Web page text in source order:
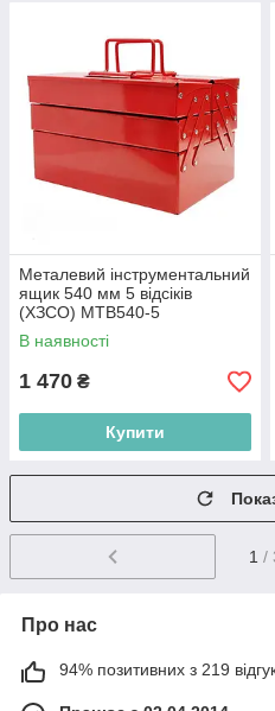
Металевий інструментальний
ящик 540 мм 5 відсіків
(ХЗСО) MTB540-5
В наявності
1 470 ₴
Купити
1 /
Про нас
94% позитивних з 219